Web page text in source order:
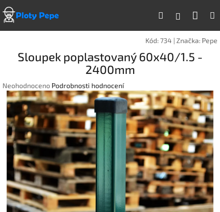
na
obsah
Hledat
Kód:734 |Značka: Pepe
Sloupek poplastovaný 60x40/1.5 -
2400mm
Průměrné
hodnocení
produktu
0,0
hvězdiček.
Neohodnoceno Podrobnosti hodnocení